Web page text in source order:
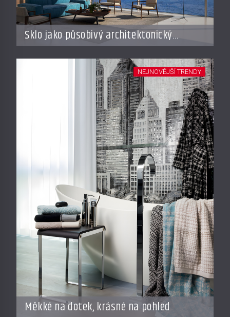
Sklo jako působivý architektonický
materiál
Měkké na dotek, krásné na pohled
NEJNOVĚJŠÍ TRENDY